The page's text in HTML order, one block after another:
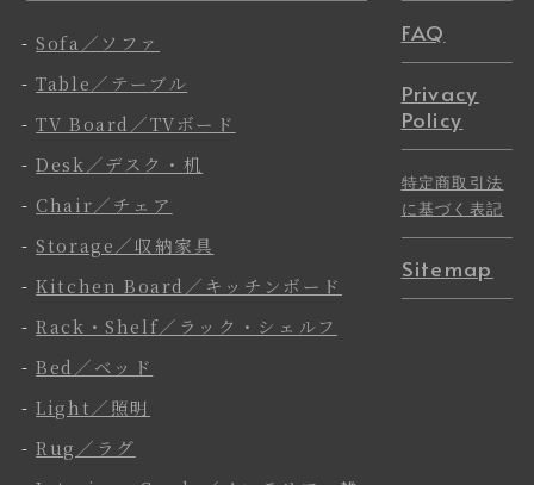
-Sofa／ソファ
-Table／テーブル
-TV Board／TVボード
-Desk／デスク・机
- Chair／チェア
-Storage／収納家具
-Kitchen Board／キッチンボード
-Rack・Shelf／ラック・シェルフ
-Bed／ベッド
-Light／照明
-Rug／ラグ
FAQ
Privacy
Policy
特定商取引法
に基づく表記
Sitemap